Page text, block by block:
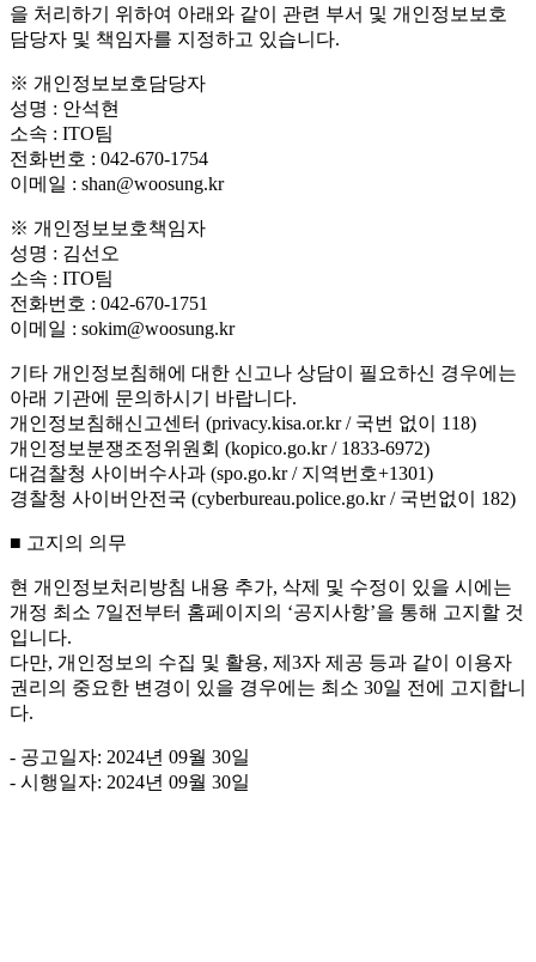
을 처리하기 위하여 아래와 같이 관련 부서 및 개인정보보호
담당자 및 책임자를 지정하고 있습니다.
※ 개인정보보호담당자
성명 : 안석현
소속 : ITO팀
전화번호 : 042-670-1754
이메일 : shan@woosung.kr
※ 개인정보보호책임자
성명 : 김선오
소속 : ITO팀
전화번호 : 042-670-1751
이메일 : sokim@woosung.kr
기타 개인정보침해에 대한 신고나 상담이 필요하신 경우에는
아래 기관에 문의하시기 바랍니다.
개인정보침해신고센터 (privacy.kisa.or.kr / 국번 없이 118)
개인정보분쟁조정위원회 (kopico.go.kr / 1833-6972)
대검찰청 사이버수사과 (spo.go.kr / 지역번호+1301)
경찰청 사이버안전국 (cyberbureau.police.go.kr / 국번없이 182)
■ 고지의 의무
현 개인정보처리방침 내용 추가, 삭제 및 수정이 있을 시에는
개정 최소 7일전부터 홈페이지의 ‘공지사항’을 통해 고지할 것
입니다.
다만, 개인정보의 수집 및 활용, 제3자 제공 등과 같이 이용자
권리의 중요한 변경이 있을 경우에는 최소 30일 전에 고지합니
다.
- 공고일자: 2024년 09월 30일
- 시행일자: 2024년 09월 30일